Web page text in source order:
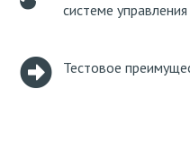
системе
Тестовое